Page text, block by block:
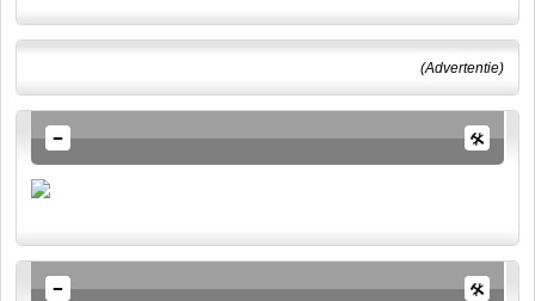
(Advertentie)